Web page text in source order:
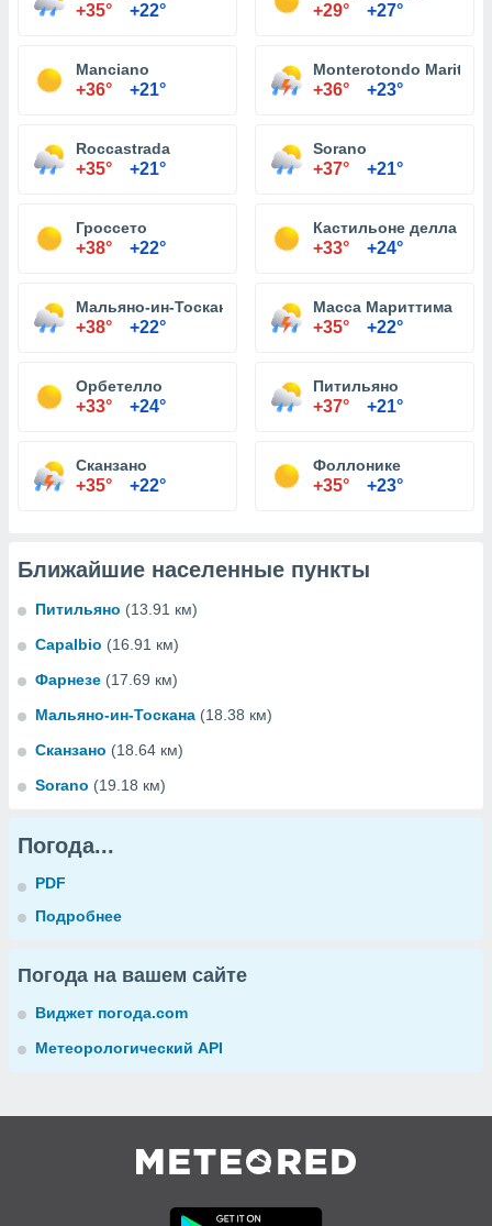
+35° +22° +29° +27°
Manciano
+36° +21°
Monterotondo
+36° +23°
Roccastrada
+35° +21°
Sorano
+37° +21°
Гроссето
+38° +22°
Кастильоне делла
+33° +24°
Мальяно-ин-Тоскана
+38° +22°
Масса Мариттима
+35° +22°
Орбетелло
+33° +24°
Питильяно
+37° +21°
Сканзано
+35° +22°
Фоллонике
+35° +23°
Ближайшие населенные пункты
Питильяно (13.91 км)
Capalbio (16.91 км)
Фарнезе (17.69 км)
Мальяно-ин-Тоскана (18.38 км)
Сканзано (18.64 км)
Sorano (19.18 км)
Погода...
PDF
Подробнее
Погода на вашем сайте
Виджет погода.com
Метеорологический API